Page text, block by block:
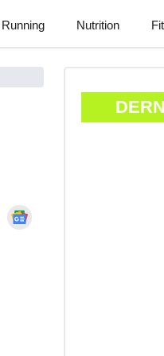
Running Nutrition